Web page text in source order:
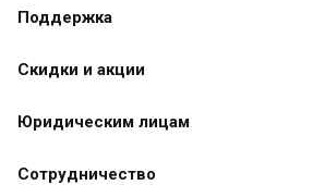
Каталог программ
Поддержка
Оплата заказов
Доставка заказа
Помощь
Скидки и акции
Специальные
Юридическим лицам
Продажа программ юридическим лицам
Сотрудничество